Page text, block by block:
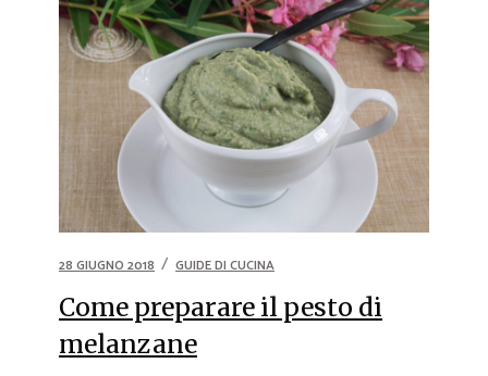
28 GIUGNO 2018 GUIDE DI CUCINA
Come preparare il pesto di
melanzane